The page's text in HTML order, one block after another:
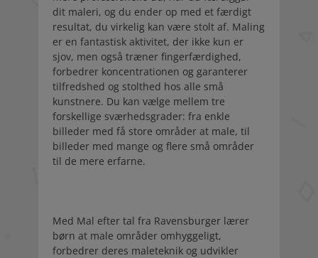
dit maleri, og du ender op med et færdigt
resultat, du virkelig kan være stolt af. Maling
er en fantastisk aktivitet, der ikke kun er
sjov, men også træner fingerfærdighed,
forbedrer koncentrationen og garanterer
tilfredshed og stolthed hos alle små
kunstnere. Du kan vælge mellem tre
forskellige sværhedsgrader: fra enkle
billeder med få store områder at male, til
billeder med mange og flere små områder
til de mere erfarne.
Med Mal efter tal fra Ravensburger lærer
børn at male områder omhyggeligt,
forbedrer deres maleteknik og udvikler